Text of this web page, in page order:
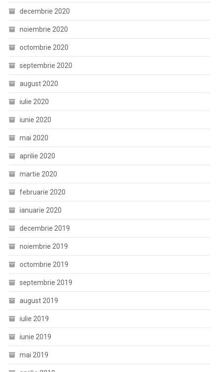
decembrie 2020
noiembrie 2020
octombrie 2020
septembrie 2020
august 2020
iulie 2020
iunie 2020
mai 2020
aprilie 2020
martie 2020
februarie 2020
ianuarie 2020
decembrie 2019
noiembrie 2019
octombrie 2019
septembrie 2019
august 2019
iulie 2019
iunie 2019
mai 2019